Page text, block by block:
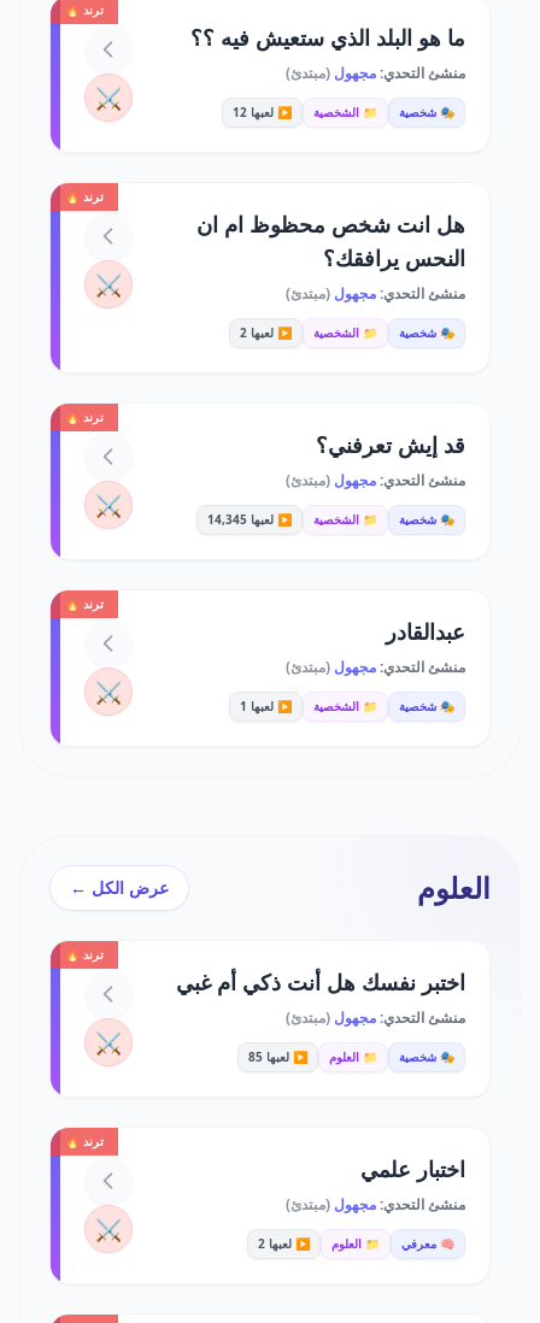
ترند 🔥
ما هو البلد الذي ستعيش فيه ؟؟
منشئ التحدي:مجهول (مبتدئ)
🎭 شخصية 📁 الشخصية ▶️ لعبها 12 ⚔️
ترند 🔥
هل انت شخص محظوظ ام ان
النحس يرافقك؟
منشئ التحدي:مجهول (مبتدئ)
🎭 شخصية 📁 الشخصية ▶️ لعبها 2
⚔️
ترند 🔥
قد إيش تعرفني؟
منشئ التحدي:مجهول (مبتدئ)
🎭 شخصية 📁 الشخصية ▶️ لعبها 14,345 ⚔️
ترند 🔥
عبدالقادر
منشئ التحدي:مجهول (مبتدئ)
🎭 شخصية 📁 الشخصية ▶️ لعبها 1 ⚔️
العلوم عرض الكل ←
ترند 🔥
اختبر نفسك هل أنت ذكي أم غبي
منشئ التحدي:مجهول (مبتدئ)
🎭 شخصية 📁 العلوم ▶️ لعبها 85 ⚔️
ترند 🔥
اختبار علمي
منشئ التحدي:مجهول (مبتدئ)
🧠 معرفي 📁 العلوم ▶️ لعبها 2 ⚔️